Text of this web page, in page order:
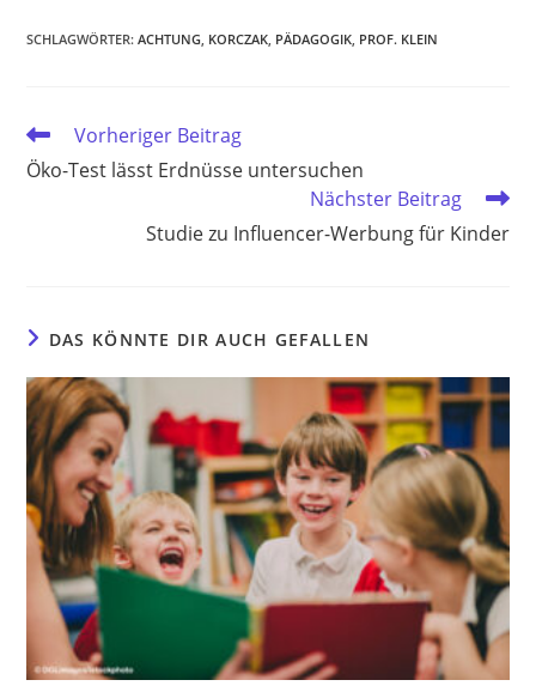
SCHLAGWÖRTER:ACHTUNG KORCZAK PÄDAGOGIK PROF. KLEIN
Weitere
Artikel
ansehen
Vorheriger Beitrag
Öko-Test lässt Erdnüsse untersuchen
Nächster Beitrag
Studie zu Influencer-Werbung für Kinder
DAS KÖNNTE DIR AUCH GEFALLEN